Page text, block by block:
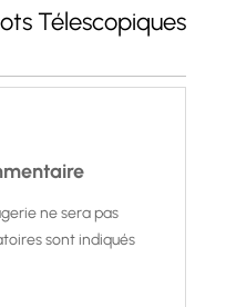
Télescopiques
ne sera pas
sont indiqués